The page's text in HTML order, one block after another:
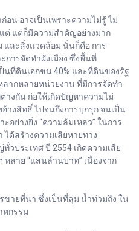
อน อาจเป็นเพราะความไม่รู้ ไม่
ต่ แต่ก็มีความสำคัญอย่างมาก
และสิ่งแวดล้อม นั่นก็คือ การ
การจัดทำผังเมือง ซึ่งพื้นที่
นที่ดินเอกชน 40% และที่ดินของรัฐ
ลากหลายหน่วยงาน ที่มีการจัดทำ
งกัน ก่อให้เกิดปัญหาความไม่
างสิทธิ์ ไปจนถึงการบุกรุก จนเป็น
อย่างยิ่ง “ความล้มเหลว” ในการ
ด้สร้างความเสียหายทาง
วประเทศ ปี 2554 เกิดความเสีย
ลาย “แสนล้านบาท” เนื่องจาก
ขายที่นา ซึ่งเป็นที่ลุ่ม น้ำท่วมถึง ใน
หกรรม